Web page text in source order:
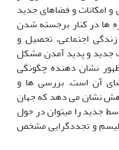
امکانات و فضاهای جدید
ها در کنار برجسته شدن
اجتماعی، تحصیل و
جدید و پدید آمدن مشکل
نشان­ دهنده چگونگی
آن است. بررسی­ ها و
نشان می­ دهد که جهان
جدید را می­توان در حول
و تجددگرایی مشخص